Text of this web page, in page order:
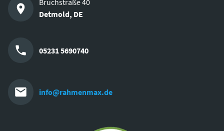
Detmold, DE
05231 5690740
info@rahmenmax.de